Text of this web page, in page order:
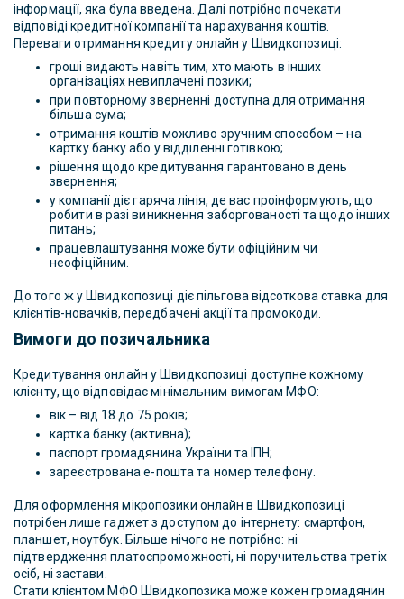
інформації, яка була введена. Далі потрібно почекати
відповіді кредитної компанії та нарахування коштів.
Переваги отримання кредиту онлайн у Швидкопозиці:
гроші видають навіть тим, хто мають в інших
організаціях невиплачені позики;
при повторному зверненні доступна для отримання
більша сума;
отримання коштів можливо зручним способом – на
картку банку або у відділенні готівкою;
рішення щодо кредитування гарантовано в день
звернення;
у компанії діє гаряча лінія, де вас проінформують, що
робити в разі виникнення заборгованості та щодо інших
питань;
працевлаштування може бути офіційним чи
неофіційним.
До того ж у Швидкопозиці діє пільгова відсоткова ставка для
клієнтів-новачків, передбачені акції та промокоди.
Вимоги до позичальника
Кредитування онлайн у Швидкопозиці доступне кожному
клієнту, що відповідає мінімальним вимогам МФО:
вік – від 18 до 75 років;
картка банку (активна);
паспорт громадянина України та ІПН;
зареєстрована е-пошта та номер телефону.
Для оформлення мікропозики онлайн в Швидкопозиці
потрібен лише гаджет з доступом до інтернету: смартфон,
планшет, ноутбук. Більше нічого не потрібно: ні
підтвердження платоспроможності, ні поручительства третіх
осіб, ні застави.
Стати клієнтом МФО Швидкопозика може кожен громадянин